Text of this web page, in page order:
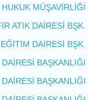
HUKUK MÜŞAVİRLİĞİ
ATIK DAİRESİ BŞK.
DAİRESİ BŞK.
BAŞKANLIĞI
BAŞKANLIĞI